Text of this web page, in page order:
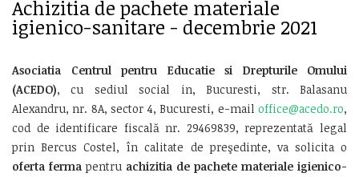
Achizitia de pachete materiale
igienico-sanitare - decembrie 2021
Asociatia Centrul pentru Educatie si Drepturile Omului
(ACEDO), cu sediul social in, Bucuresti, str. Balasanu
Alexandru, nr. 8A, sector 4, Bucuresti, e-mail office@acedo.ro,
cod de identificare fiscală nr. 29469839, reprezentată legal
prin Bercus Costel, în calitate de preşedinte, va solicita o
oferta ferma pentru achizitia de pachete materiale igienico-